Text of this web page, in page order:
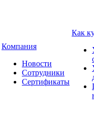
Компания
Новости
Сотрудники
Сертификаты
Как